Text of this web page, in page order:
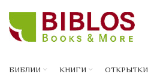
БИБЛИИ КНИГИ ОТКРЫТКИ